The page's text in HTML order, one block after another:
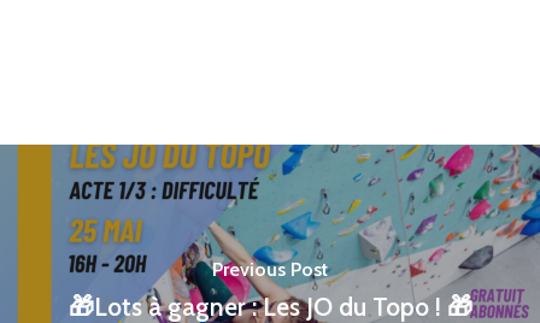
Previous Post
🎁Lots à gagner : Les JO du Topo ! 🎁